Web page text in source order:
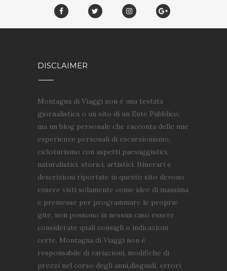
DISCLAIMER
Montagna di Viaggi non è una testata
giornalistica o un sito di un Ente Pubblico,
ma un blog personale che racconta delle mie
esperienze personali di escursionismo,
cicloturismo con aspetti paesaggistici,
naturalistici, storici, artistici. Itinerari e
descrizioni riportate in questo sito devono
essere visti solamente come idee di massima
e premesse per programmare le proprie
gite, non possono in nessun caso essere
considerate quali consigli o indicazioni
certe. Montagna di Viaggi non è
responsabile di variazioni, modifiche di
prezzi nel corso degli anni,disguidi, errori